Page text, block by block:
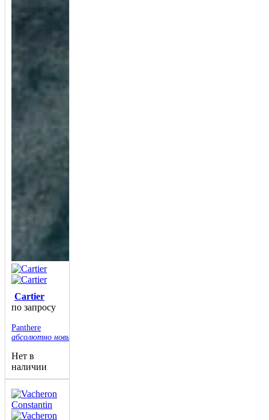
Cartier
по запросу
Panthere
абсолютно новые
Нет в
наличии